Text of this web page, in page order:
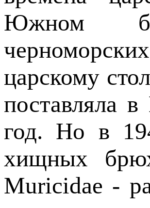
Южном
царскому
поставляла
год. Но в
хищных
Muricidae -